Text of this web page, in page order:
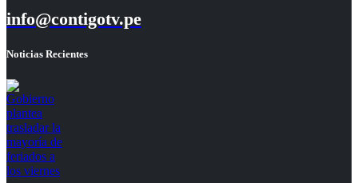
info@contigotv.pe
Noticias Recientes